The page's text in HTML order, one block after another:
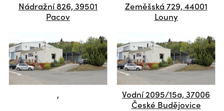
Nádražní 826, 39501
Pacov
Zeměšská 729, 44001
Louny
,
Vodní 2095/15a, 37006
České Budějovice